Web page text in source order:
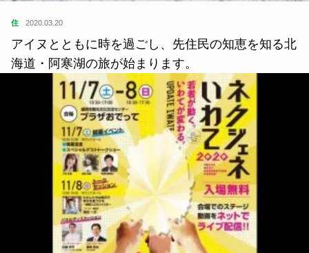
住 2020.03.20
アイヌとともに時を過ごし、先住民の知恵を知る北
海道・阿寒湖の旅が始まります。